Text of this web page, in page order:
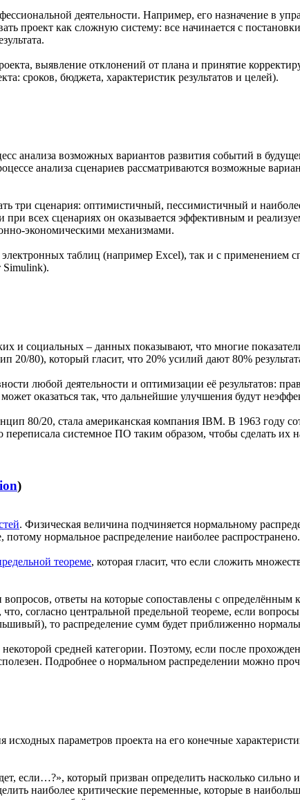
деятельности. Например, его назначение в
проект как сложную систему: все начинается с
выявление отклонений от плана и принятие
сроков, бюджета, характеристик результатов и целей).
анализа возможных вариантов развития событий в
анализа сценариев рассматриваются возможные
три сценария: оптимистичный, пессимистичный и
при всех сценариях он оказывается эффективным и
экономическими механизмами.
таблиц (например Excel), так и с
Simulink).
и социальных – данных показывают, что многие
20/80), который гласит, что 20% усилий дают 80%
любой деятельности и оптимизации её результатов:
оказаться так, что дальнейшие улучшения будут
80/20, стала американская компания IBM. В 1963 году
системное ПО таким образом, чтобы сделать
)
. Физическая величина подчиняется нормальному
нормальное распределение наиболее распространено.
теореме, которая гласит, что если сложить
ответы на которые сопоставлены с
согласно центральной предельной теореме, если
то распределение сумм будет приближенно
средней категории. Поэтому, если после
Подробнее о нормальном распределении можно
параметров проекта на его конечные
если…?», который призван определить насколько
наиболее критические переменные, которые в